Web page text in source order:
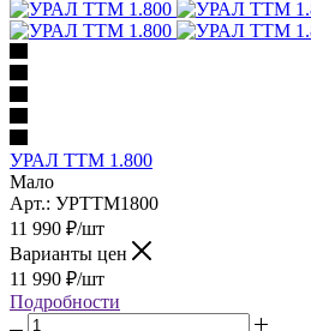
УРАЛ ТТМ 1.800
Мало
Арт.: УРТТМ1800
11 990 ₽/шт
Варианты цен
11 990 ₽/шт
Подробности